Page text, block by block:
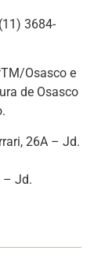
3684-
Osasco e
de Osasco
26A – Jd.
– Jd.